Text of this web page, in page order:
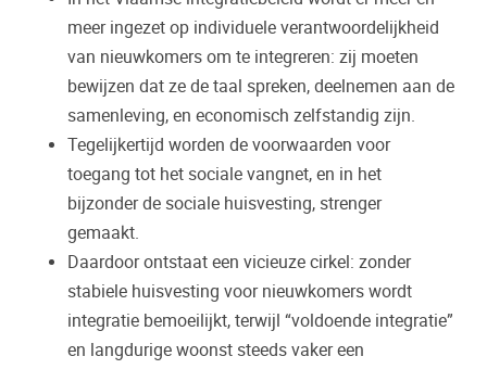
meer ingezet op individuele verantwoordelijkheid
van nieuwkomers om te integreren: zij moeten
bewijzen dat ze de taal spreken, deelnemen aan de
samenleving, en economisch zelfstandig zijn.
Tegelijkertijd worden de voorwaarden voor
toegang tot het sociale vangnet, en in het
bijzonder de sociale huisvesting, strenger
gemaakt.
Daardoor ontstaat een vicieuze cirkel: zonder
stabiele huisvesting voor nieuwkomers wordt
integratie bemoeilijkt, terwijl “voldoende integratie”
en langdurige woonst steeds vaker een